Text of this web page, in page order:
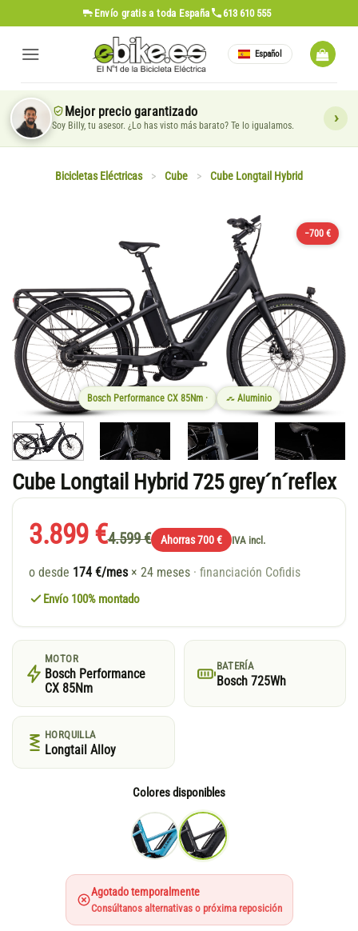
al
contenido
Envío gratis a toda España 613 610 555
Español
Mejor precio garantizado
Soy Billy, tu asesor. ¿Lo has visto más barato? Te lo igualamos.
Bicicletas Eléctricas > Cube > Cube Longtail Hybrid
−700 €
Bosch Performance CX 85Nm · Aluminio
Cube Longtail Hybrid 725 grey´n´reflex
3.899 €4.599 € Ahorras 700 € IVA incl.
o desde 174 €/mes × 24 meses · financiación Cofidis
Envío 100% montado
MOTOR
Bosch Performance
CX 85Nm
BATERÍA
Bosch 725Wh
HORQUILLA
Longtail Alloy
Colores disponibles
Agotado temporalmente
Consúltanos alternativas o próxima reposición